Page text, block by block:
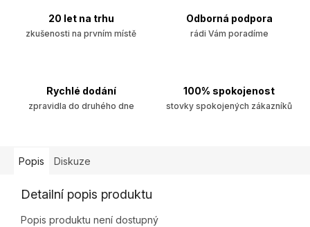
20 let na trhu
zkušenosti na prvním místě
Odborná podpora
rádi Vám poradíme
Rychlé dodání
zpravidla do druhého dne
100% spokojenost
stovky spokojených zákazníků
Popis Diskuze
Detailní popis produktu
Popis produktu není dostupný